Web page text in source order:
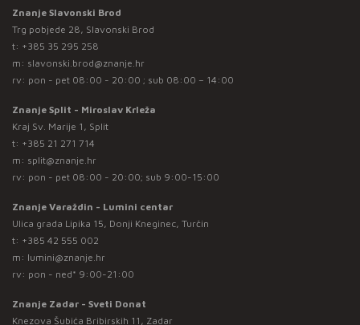
Znanje Slavonski Brod
Trg pobjede 28, Slavonski Brod
t: +385 35 295 258
m: slavonski.brod@znanje.hr
rv: pon - pet 08:00 - 20:00 ; sub 08:00 – 14:00
Znanje Split - Miroslav Krleža
Kraj Sv. Marije 1, Split
t: +385 21 271 714
m: split@znanje.hr
rv: pon - pet 08:00 - 20:00; sub 9:00-15:00
Znanje Varaždin - Lumini centar
Ulica grada Lipika 15, Donji Kneginec, Turčin
t: +385 42 555 002
m: lumini@znanje.hr
rv: pon - ned* 9:00-21:00
Znanje Zadar - Sveti Donat
Knezova Šubića Bribirskih 11, Zadar